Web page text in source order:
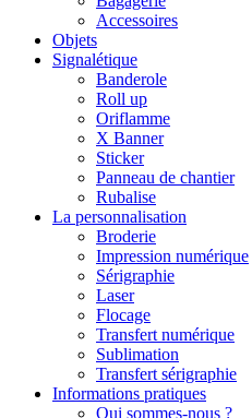
Accessoires
Objets
Signalétique
Banderole
Roll up
Oriflamme
X Banner
Sticker
Panneau de chantier
Rubalise
La personnalisation
Broderie
Impression numérique
Sérigraphie
Laser
Flocage
Transfert numérique
Sublimation
Transfert sérigraphie
Informations pratiques
Qui sommes-nous ?